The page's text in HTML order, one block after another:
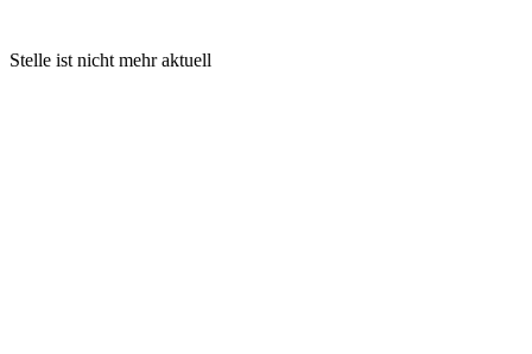
Stelle ist nicht mehr aktuell